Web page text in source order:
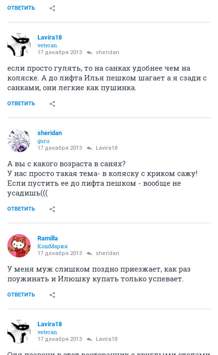
ОТВЕТИТЬ
Lavira18
veteran
17 декабря 2013 sheridan
если просто гулять, то на санках удобнее чем на
коляске. А до лифта Илья пешком шагает а я сзади с
санками, они легкие как пушинка.
ОТВЕТИТЬ
sheridan
guru
17 декабря 2013 Lavira18
А вы с какого возраста в санях?
У нас просто такая тема- в коляску с криком сажу!
Если пустить ее до лифта пешком - вообще не
усадишь(((
ОТВЕТИТЬ
Ramilla
КошМария
17 декабря 2013 sheridan
У меня муж слишком поздно приезжает, как раз
поужинать и Илюшку купать только успевает.
ОТВЕТИТЬ
Lavira18
veteran
17 декабря 2013 Lavira18